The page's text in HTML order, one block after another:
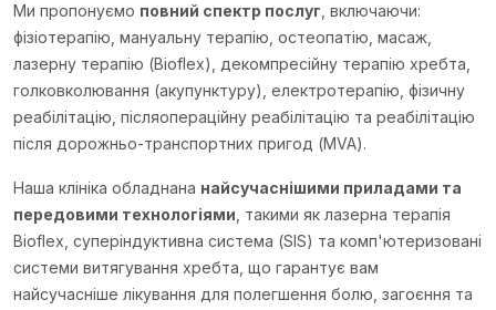
Ми пропонуємо повний спектр послуг, включаючи:
фізіотерапію, мануальну терапію, остеопатію, масаж,
лазерну терапію (Bioflex), декомпресійну терапію хребта,
голковколювання (акупунктуру), електротерапію, фізичну
реабілітацію, післяопераційну реабілітацію та реабілітацію
після дорожньо-транспортних пригод (MVA).
Наша клініка обладнана найсучаснішими приладами та
передовими технологіями, такими як лазерна терапія
Bioflex, суперіндуктивна система (SIS) та комп'ютеризовані
системи витягування хребта, що гарантує вам
найсучасніше лікування для полегшення болю, загоєння та